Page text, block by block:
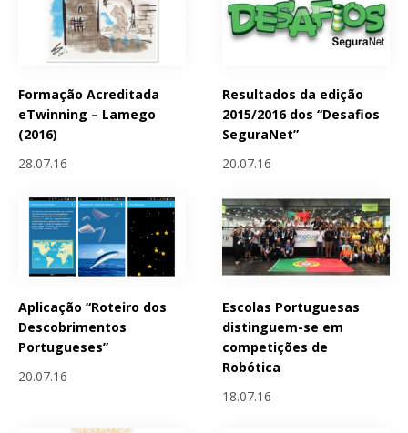
Formação Acreditada
eTwinning – Lamego
(2016)
28.07.16
Resultados da edição
2015/2016 dos “Desafios
SeguraNet”
20.07.16
Aplicação “Roteiro dos
Descobrimentos
Portugueses”
20.07.16
Escolas Portuguesas
distinguem-se em
competições de
Robótica
18.07.16